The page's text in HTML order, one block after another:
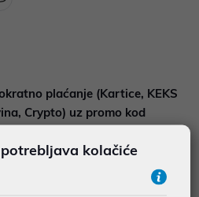
plaćanje (Kartice, KEKS
Crypto) uz promo kod
kolačiće